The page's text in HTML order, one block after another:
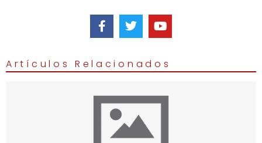
Artículos Relacionados